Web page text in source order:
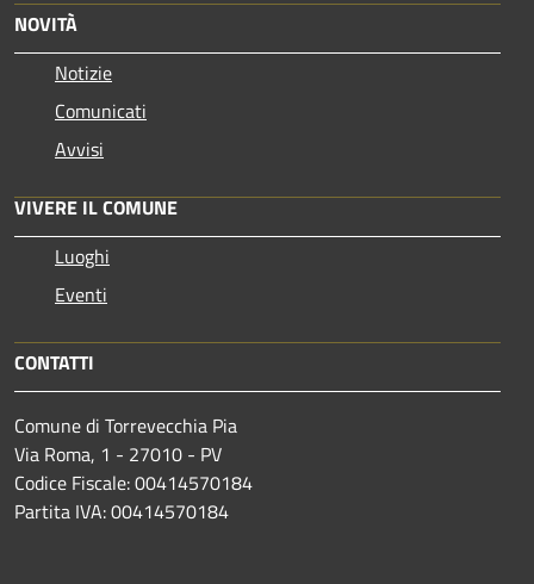
NOVITÀ
Notizie
Comunicati
Avvisi
VIVERE IL COMUNE
Luoghi
Eventi
CONTATTI
Comune di Torrevecchia Pia
Via Roma, 1 - 27010 - PV
Codice Fiscale: 00414570184
Partita IVA: 00414570184